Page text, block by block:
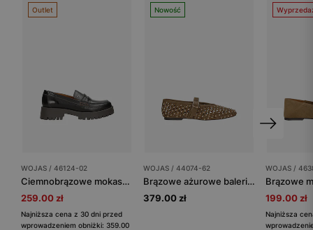
Outlet
WOJAS / 46124-02
Ciemnobrązowe mokasyny damskie na wysokiej podeszwie
259.00 zł
Najniższa cena z 30 dni przed
wprowadzeniem obniżki: 359.00
Nowość
WOJAS / 44074-62
Brązowe ażurowe baleriny ze złotymi nitami
379.00 zł
WOJAS /
199.00 zł
Najniższa